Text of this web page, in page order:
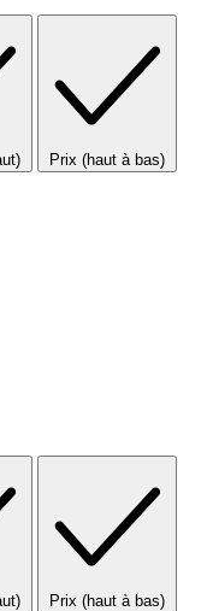
Prix (haut à bas)
Prix (haut à bas)